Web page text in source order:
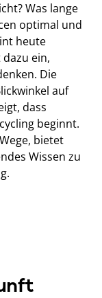
Was lange
optimal und
heute
dazu ein,
Die
auf
dass
beginnt.
bietet
Wissen zu